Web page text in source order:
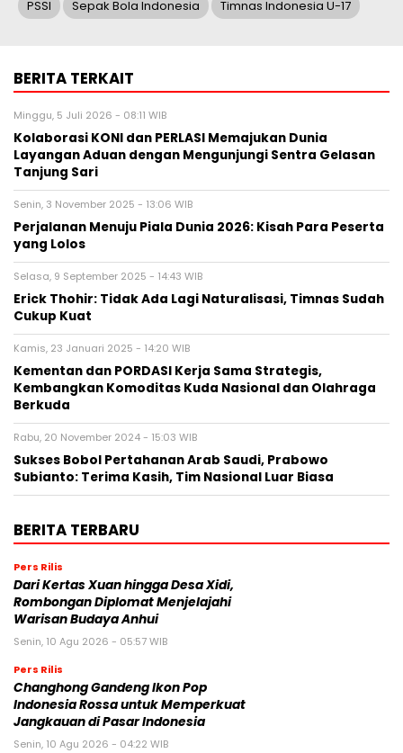
PSSI Sepak Bola Indonesia Timnas Indonesia U-17
BERITA TERKAIT
Minggu, 5 Juli 2026 - 08:11 WIB
Kolaborasi KONI dan PERLASI Memajukan Dunia
Layangan Aduan dengan Mengunjungi Sentra Gelasan
Tanjung Sari
Senin, 3 November 2025 - 13:06 WIB
Perjalanan Menuju Piala Dunia 2026: Kisah Para Peserta
yang Lolos
Selasa, 9 September 2025 - 14:43 WIB
Erick Thohir: Tidak Ada Lagi Naturalisasi, Timnas Sudah
Cukup Kuat
Kamis, 23 Januari 2025 - 14:20 WIB
Kementan dan PORDASI Kerja Sama Strategis,
Kembangkan Komoditas Kuda Nasional dan Olahraga
Berkuda
Rabu, 20 November 2024 - 15:03 WIB
Sukses Bobol Pertahanan Arab Saudi, Prabowo
Subianto: Terima Kasih, Tim Nasional Luar Biasa
BERITA TERBARU
Pers Rilis
Dari Kertas Xuan hingga Desa Xidi,
Rombongan Diplomat Menjelajahi
Warisan Budaya Anhui
Senin, 10 Agu 2026 - 05:57 WIB
Pers Rilis
Changhong Gandeng Ikon Pop
Indonesia Rossa untuk Memperkuat
Jangkauan di Pasar Indonesia
Senin, 10 Agu 2026 - 04:22 WIB